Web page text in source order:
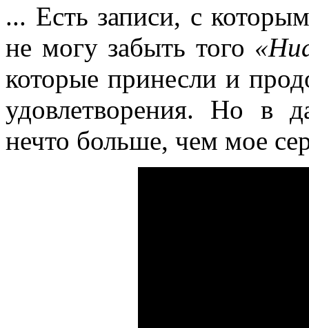
... Есть записи, с
не могу забыть того
которые принесли и
удовлетворения. Но в
нечто больше, чем мое